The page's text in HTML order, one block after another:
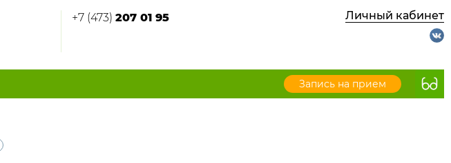
+7 (473) 207 01 95 Личный кабинет
Запись на прием